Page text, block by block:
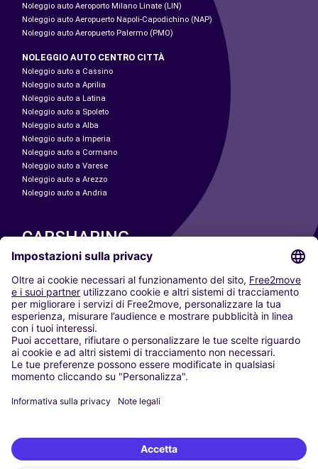
Noleggio auto Aeroporto Milano Linate (LIN)
Noleggio auto Aeropuerto Napoli-Capodichino (NAP)
Noleggio auto Aeropuerto Palermo (PMO)
NOLEGGIO AUTO CENTRO CITTÀ
Noleggio auto a Cassino
Noleggio auto a Aprilia
Noleggio auto a Latina
Noleggio auto a Spoleto
Noleggio auto a Alba
Noleggio auto a Imperia
Noleggio auto a Cormano
Noleggio auto a Varese
Noleggio auto a Arezzo
Noleggio auto a Andria
CARSHARING
LE NOSTRE CITTÀ
Paris
Madrid
Washington DC
Milano
Roma
Torino
Vienna
Berlino
Düsseldorf